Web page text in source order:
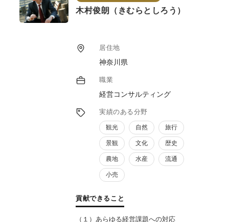
木村俊朗（きむらとしろう）
居住地
神奈川県
職業
経営コンサルティング
実績のある分野
観光 自然 旅行
景観 文化 歴史
農地 水産 流通
小売
貢献できること
（１）あらゆる経営課題への対応